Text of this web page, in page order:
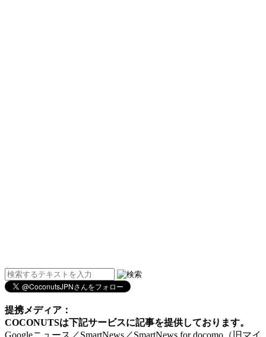
提携メディア：
COCONUTSは下記サービスに記事を提供しております。